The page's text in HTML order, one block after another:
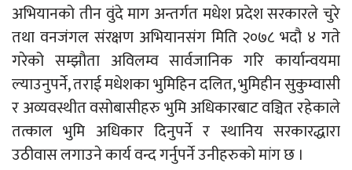
अभियानको तीन वुंदे माग अन्तर्गत मधेश प्रदेश सरकारले चुरे
तथा वनजंगल संरक्षण अभियानसंग मिति २०७८ भदौ ४ गते
गरेको सम्झौता अविलम्व सार्वजानिक गरि कार्यान्वयमा
ल्याउनुपर्ने, तराई मधेशका भुमिहिन दलित, भुमिहीन सुकुम्वासी
र अव्यवस्थीत वसोबासीहरु भुमि अधिकारबाट वञ्चित रहेकाले
तत्काल भुमि अधिकार दिनुपर्ने र स्थानिय सरकारद्धारा
उठीवास लगाउने कार्य वन्द गर्नुपर्ने उनीहरुको मांग छ ।